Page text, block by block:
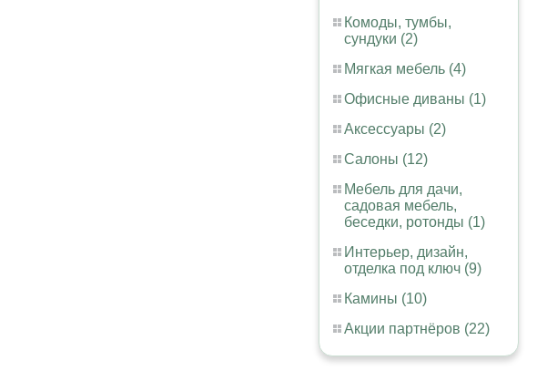
Комоды, тумбы,
сундуки (2)
Мягкая мебель (4)
Офисные диваны (1)
Аксессуары (2)
Салоны (12)
Мебель для дачи,
садовая мебель,
беседки, ротонды (1)
Интерьер, дизайн,
отделка под ключ (9)
Камины (10)
Акции партнёров (22)